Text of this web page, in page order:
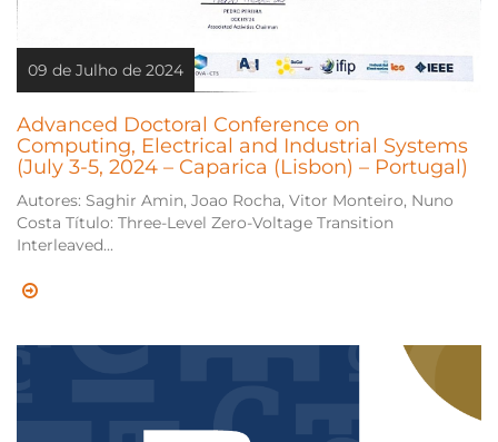
09 de Julho de 2024
Advanced Doctoral Conference on
Computing, Electrical and Industrial Systems
(July 3-5, 2024 – Caparica (Lisbon) – Portugal)
Autores: Saghir Amin, Joao Rocha, Vitor Monteiro, Nuno
Costa Título: Three-Level Zero-Voltage Transition
Interleaved...